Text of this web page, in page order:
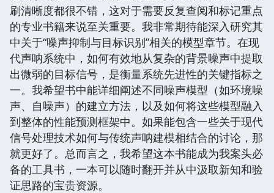
刷清晰度都很不错，这对于需要反复查阅和标记重点
的专业书籍来说至关重要。我非常期待能深入研究其
中关于“噪声抑制与目标识别”相关的模型章节。在现
代声呐系统中，如何有效地从复杂的背景噪声中提取
出微弱的目标信号，是衡量系统先进性的关键指标之
一。我希望书中能详细阐述不同噪声模型（如环境噪
声、自噪声）的建立方法，以及如何将这些模型融入
到整体的性能预测框架中。如果能包含一些关于现代
信号处理技术如何与传统声呐建模相结合的讨论，那
就更好了。总而言之，我希望这本书能成为我案头必
备的工具书，一本可以随时翻开并从中汲取新知和验
证思路的宝贵资源。